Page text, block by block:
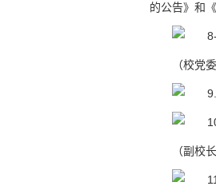
的公告》和
（校党
（副校